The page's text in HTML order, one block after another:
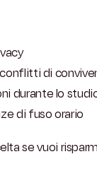
di
durante lo
di fuso orario
se vuoi